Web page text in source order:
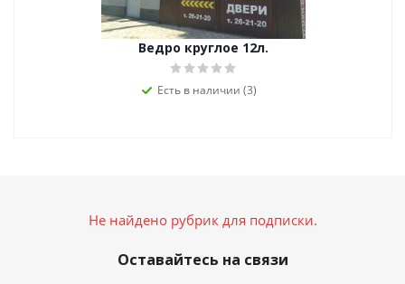
Ведро круглое 12л.
Есть в наличии (3)
Не найдено рубрик для подписки.
Оставайтесь на связи